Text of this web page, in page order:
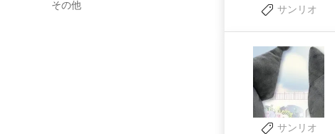
その他 サンリオ
サンリオ